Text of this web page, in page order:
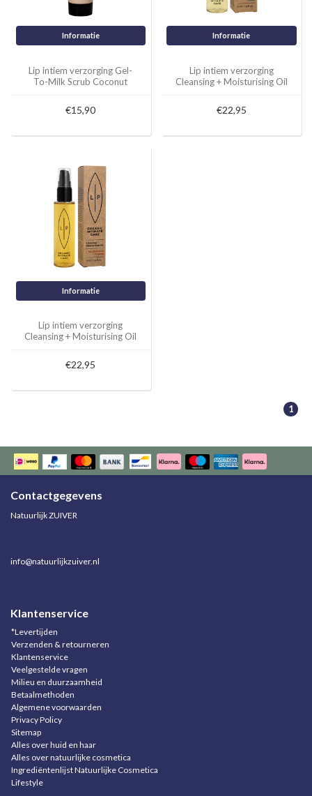
Informatie
Lip intiem verzorging Gel-
To-Milk Scrub Coconut
€15,90
Informatie
Lip intiem verzorging
Cleansing + Moisturising Oil
€22,95
Informatie
Lip intiem verzorging
Cleansing + Moisturising Oil
€22,95
1
Contactgegevens
Natuurlijk ZUIVER
info@natuurlijkzuiver.nl
Klantenservice
*Levertijden
Verzenden & retourneren
Klantenservice
Veelgestelde vragen
Milieu en duurzaamheid
Betaalmethoden
Algemene voorwaarden
Privacy Policy
Sitemap
Alles over huid en haar
Alles over natuurlijke cosmetica
Ingrediëntenlijst Natuurlijke Cosmetica
Lifestyle